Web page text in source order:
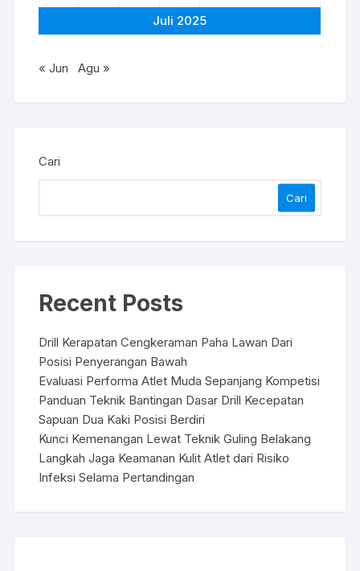
Juli 2025
« Jun Agu »
Cari
Cari
Recent Posts
Drill Kerapatan Cengkeraman Paha Lawan Dari
Posisi Penyerangan Bawah
Evaluasi Performa Atlet Muda Sepanjang Kompetisi
Panduan Teknik Bantingan Dasar Drill Kecepatan
Sapuan Dua Kaki Posisi Berdiri
Kunci Kemenangan Lewat Teknik Guling Belakang
Langkah Jaga Keamanan Kulit Atlet dari Risiko
Infeksi Selama Pertandingan